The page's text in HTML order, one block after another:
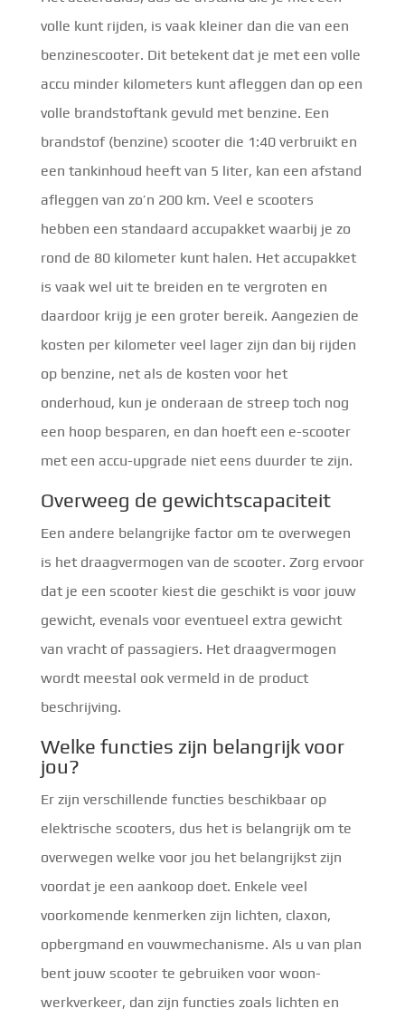
volle kunt rijden, is vaak kleiner dan die van een
benzinescooter. Dit betekent dat je met een volle
accu minder kilometers kunt afleggen dan op een
volle brandstoftank gevuld met benzine. Een
brandstof (benzine) scooter die 1:40 verbruikt en
een tankinhoud heeft van 5 liter, kan een afstand
afleggen van zo’n 200 km. Veel e scooters
hebben een standaard accupakket waarbij je zo
rond de 80 kilometer kunt halen. Het accupakket
is vaak wel uit te breiden en te vergroten en
daardoor krijg je een groter bereik. Aangezien de
kosten per kilometer veel lager zijn dan bij rijden
op benzine, net als de kosten voor het
onderhoud, kun je onderaan de streep toch nog
een hoop besparen, en dan hoeft een e-scooter
met een accu-upgrade niet eens duurder te zijn.
Overweeg de gewichtscapaciteit
Een andere belangrijke factor om te overwegen
is het draagvermogen van de scooter. Zorg ervoor
dat je een scooter kiest die geschikt is voor jouw
gewicht, evenals voor eventueel extra gewicht
van vracht of passagiers. Het draagvermogen
wordt meestal ook vermeld in de product
beschrijving.
Welke functies zijn belangrijk voor
jou?
Er zijn verschillende functies beschikbaar op
elektrische scooters, dus het is belangrijk om te
overwegen welke voor jou het belangrijkst zijn
voordat je een aankoop doet. Enkele veel
voorkomende kenmerken zijn lichten, claxon,
opbergmand en vouwmechanisme. Als u van plan
bent jouw scooter te gebruiken voor woon-
werkverkeer, dan zijn functies zoals lichten en